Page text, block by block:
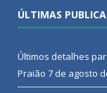
ÚLTIMAS
Últimos detalhes
Praião 7 de agosto